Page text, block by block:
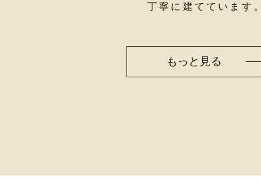
丁寧に建てています。
もっと見る